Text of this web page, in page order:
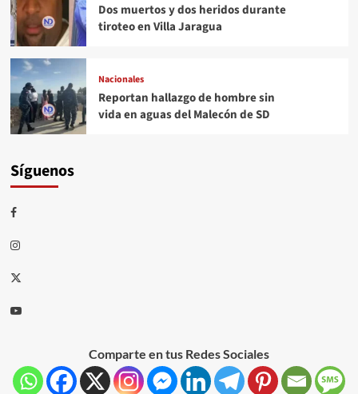
Dos muertos y dos heridos durante
tiroteo en Villa Jaragua
Nacionales
Reportan hallazgo de hombre sin
vida en aguas del Malecón de SD
Síguenos
Comparte en tus Redes Sociales